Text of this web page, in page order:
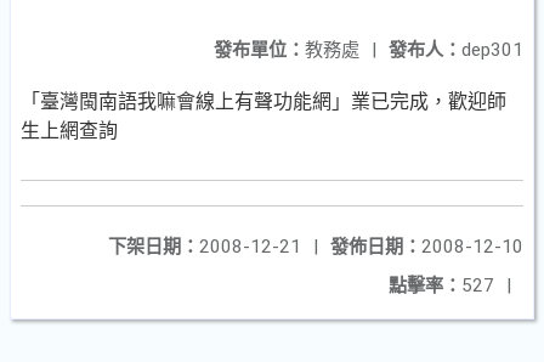
發布人： dep301
發布單位： 教務處 |
「臺灣閩南語我嘛會線上有聲功能網」業已完成，歡迎師
生上網查詢
發佈日期： 2008-12-10
下架日期： 2008-12-21
|
點擊率： 527 |